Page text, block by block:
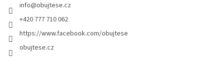
info@obujtese.cz
+420 777 710 062
https://www.facebook.com/obujtese
obujtese.cz